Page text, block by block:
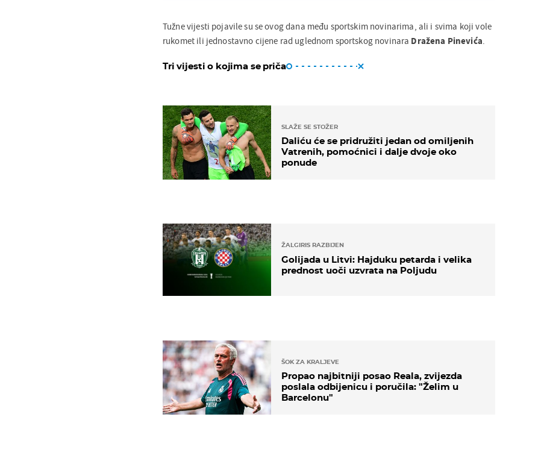
Tužne vijesti pojavile su se ovog dana među sportskim novinarima, ali i svima koji vole
rukomet ili jednostavno cijene rad uglednom sportskog novinara Dražena Pinevića.
Tri vijesti o kojima se priča
SLAŽE SE STOŽER
Daliću će se pridružiti jedan od omiljenih
Vatrenih, pomoćnici i dalje dvoje oko
ponude
ŽALGIRIS RAZBIJEN
Golijada u Litvi: Hajduku petarda i velika
prednost uoči uzvrata na Poljudu
ŠOK ZA KRALJEVE
Propao najbitniji posao Reala, zvijezda
poslala odbijenicu i poručila: "Želim u
Barcelonu"